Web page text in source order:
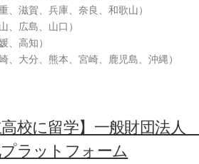
、滋賀、兵庫、奈良、和歌山）
、広島、山口）
、高知）
、大分、熊本、宮崎、鹿児島、沖縄）
高校に留学】一般財団法
ラットフォーム